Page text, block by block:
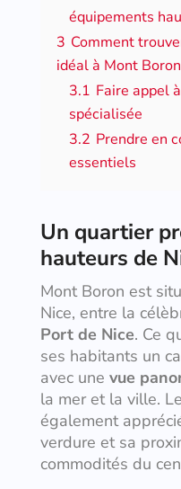
équipements
3 Comment
idéal à Mont
3.1 Faire appel
spécialisée
3.2 Prendre en
essentiels
Un quartier
hauteurs de
Mont Boron est
Nice, entre la
Port de Nice. Ce
ses habitants un
avec une vue
la mer et la ville.
également
verdure et sa
commodités du